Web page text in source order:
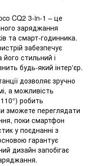
CQ2 3-in-1 – це
заряджання
та смарт-годинника.
забезпечує
стильний і
будь-який інтер'єр.
дозволяє зручно
а можливість
робить
зможете переглядати
поки смартфон
у поєднанні з
гарантує
дизайн запобігає